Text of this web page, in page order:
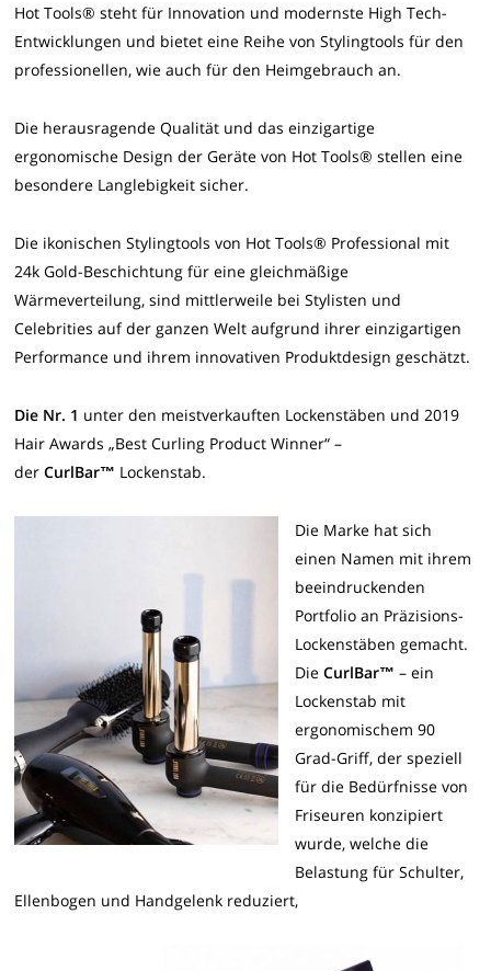
Hot Tools® steht für Innovation und modernste High Tech-
Entwicklungen und bietet eine Reihe von Stylingtools für den
professionellen, wie auch für den Heimgebrauch an.
Die herausragende Qualität und das einzigartige
ergonomische Design der Geräte von Hot Tools® stellen eine
besondere Langlebigkeit sicher.
Die ikonischen Stylingtools von Hot Tools® Professional mit
24k Gold-Beschichtung für eine gleichmäßige
Wärmeverteilung, sind mittlerweile bei Stylisten und
Celebrities auf der ganzen Welt aufgrund ihrer einzigartigen
Performance und ihrem innovativen Produktdesign geschätzt.
Die Nr. 1 unter den meistverkauften Lockenstäben und 2019
Hair Awards „Best Curling Product Winner“ –
derCurlBar™ Lockenstab.
Die Marke hat sich
einen Namen mit ihrem
beeindruckenden
Portfolio an Präzisions-
Lockenstäben gemacht.
DieCurlBar™ – ein
Lockenstab mit
ergonomischem 90
Grad-Griff, der speziell
für die Bedürfnisse von
Friseuren konzipiert
wurde, welche die
Belastung für Schulter,
Ellenbogen und Handgelenk reduziert,